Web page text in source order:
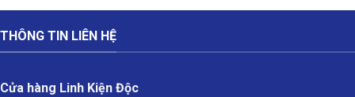
THÔNG TIN LIÊN HỆ
Cửa hàng Linh Kiện Độc